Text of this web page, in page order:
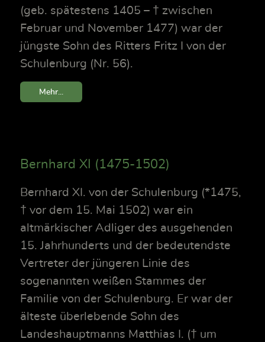
(geb. spätestens 1405 – † zwischen
Februar und November 1477) war der
jüngste Sohn des Ritters Fritz I von der
Schulenburg (Nr. 56).
Mehr...
Bernhard XI (1475-1502)
Bernhard XI. von der Schulenburg (*1475,
† vor dem 15. Mai 1502) war ein
altmärkischer Adliger des ausgehenden
15. Jahrhunderts und der bedeutendste
Vertreter der jüngeren Linie des
sogenannten weißen Stammes der
Familie von der Schulenburg. Er war der
älteste überlebende Sohn des
Landeshauptmanns Matthias I. († um